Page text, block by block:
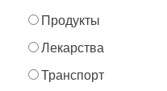
Продукты
Лекарства
Транспорт